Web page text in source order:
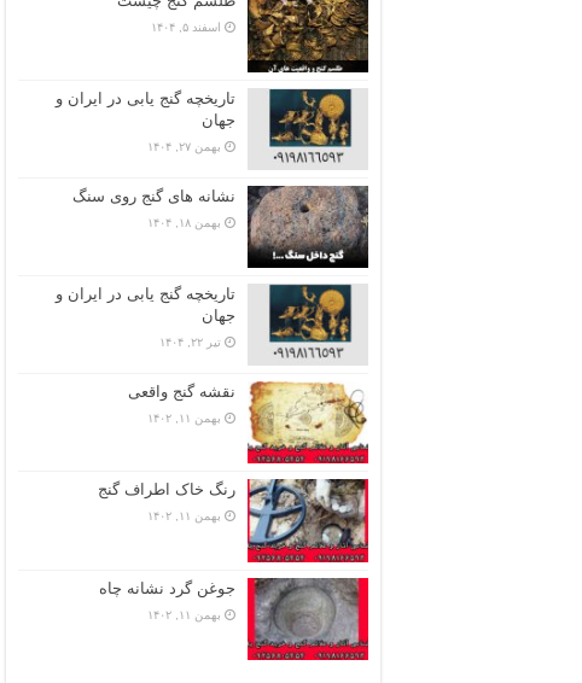
اسفند ۵, ۱۴۰۴
تاریخچه گنج‌ یابی در ایران و
جهان
بهمن ۲۷, ۱۴۰۴
نشانه های گنج روی سنگ
بهمن ۱۸, ۱۴۰۴
تاریخچه گنج‌ یابی در ایران و
جهان
تیر ۲۲, ۱۴۰۴
نقشه گنج واقعی
بهمن ۱۱, ۱۴۰۲
رنگ خاک اطراف گنج
بهمن ۱۱, ۱۴۰۲
جوغن گرد نشانه چاه
بهمن ۱۱, ۱۴۰۲